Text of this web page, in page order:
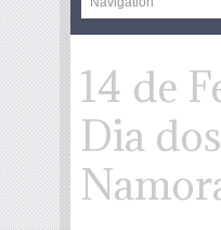
14 de
Dia dos